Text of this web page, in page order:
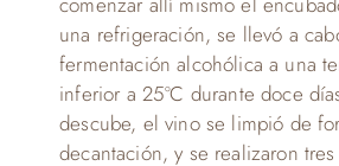
una refrigeración, se llevó a
fermentación alcohólica a una
inferior a 25ºC durante doce
descube, el vino se limpió de
decantación, y se realizaron